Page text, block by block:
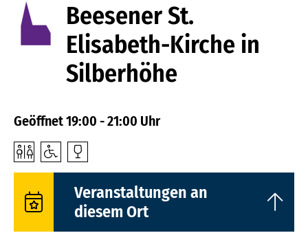
Beesener St.
Elisabeth-Kirche in
Silberhöhe
Geöffnet 19:00 - 21:00 Uhr
Veranstaltungen an
diesem Ort